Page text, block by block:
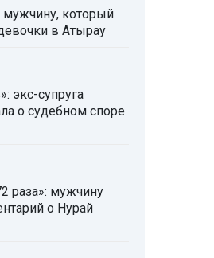
мужчину, который
в Атырау
экс-супруга
о судебном споре
раза»: мужчину
о Нурай